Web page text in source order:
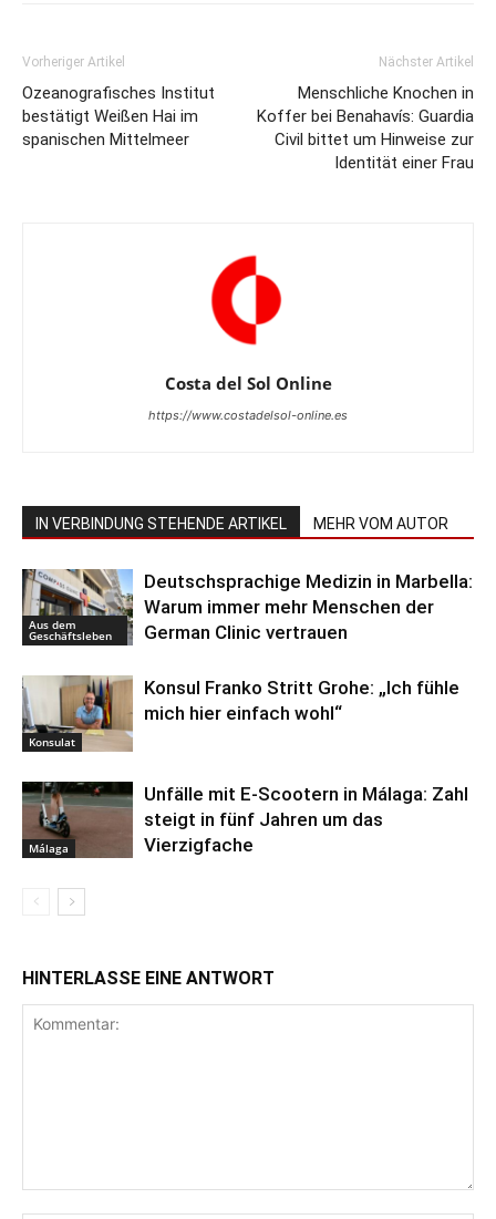
Vorheriger Artikel
Ozeanografisches Institut
bestätigt Weißen Hai im
spanischen Mittelmeer
Nächster Artikel
Menschliche Knochen in
Koffer bei Benahavís: Guardia
Civil bittet um Hinweise zur
Identität einer Frau
Costa del Sol Online
https://www.costadelsol-online.es
IN VERBINDUNG STEHENDE ARTIKEL MEHR VOM AUTOR
Aus dem
Geschäftsleben
Deutschsprachige Medizin in Marbella:
Warum immer mehr Menschen der
German Clinic vertrauen
Konsulat
Konsul Franko Stritt Grohe: „Ich fühle
mich hier einfach wohl“
Málaga
Unfälle mit E-Scootern in Málaga: Zahl
steigt in fünf Jahren um das
Vierzigfache
HINTERLASSE EINE ANTWORT